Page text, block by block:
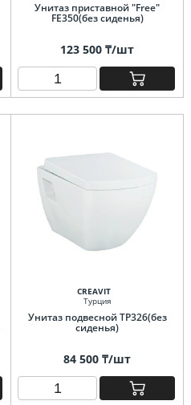
Унитаз приставной "Free"
FE350(без сиденья)
123 500 ₸/шт
CREAVIT
Турция
Унитаз подвесной TP326(без
сиденья)
84 500 ₸/шт